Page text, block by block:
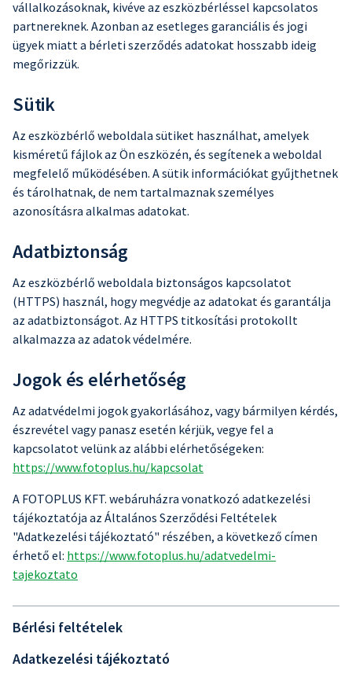
vállalkozásoknak, kivéve az eszközbérléssel kapcsolatos
partnereknek. Azonban az esetleges garanciális és jogi
ügyek miatt a bérleti szerződés adatokat hosszabb ideig
megőrizzük.
Sütik
Az eszközbérlő weboldala sütiket használhat, amelyek
kisméretű fájlok az Ön eszközén, és segítenek a weboldal
megfelelő működésében. A sütik információkat gyűjthetnek
és tárolhatnak, de nem tartalmaznak személyes
azonosításra alkalmas adatokat.
Adatbiztonság
Az eszközbérlő weboldala biztonságos kapcsolatot
(HTTPS) használ, hogy megvédje az adatokat és garantálja
az adatbiztonságot. Az HTTPS titkosítási protokollt
alkalmazza az adatok védelmére.
Jogok és elérhetőség
Az adatvédelmi jogok gyakorlásához, vagy bármilyen kérdés,
észrevétel vagy panasz esetén kérjük, vegye fel a
kapcsolatot velünk az alábbi elérhetőségeken:
https://www.fotoplus.hu/kapcsolat
A FOTOPLUS KFT. webáruházra vonatkozó adatkezelési
tájékoztatója az Általános Szerződési Feltételek
"Adatkezelési tájékoztató" részében, a következő címen
érhető el: https://www.fotoplus.hu/adatvedelmi-
tajekoztato
Bérlési feltételek
Adatkezelési tájékoztató